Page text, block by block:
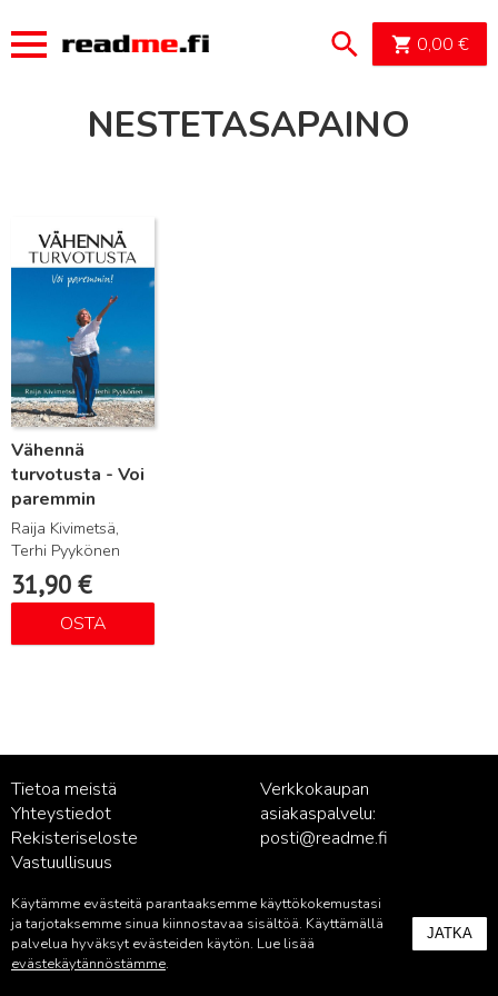
0,00 €
NESTETASAPAINO
Vähennä
turvotusta - Voi
paremmin
Raija Kivimetsä,
Terhi Pyykönen
31,90 €
OSTA
Lue lisää
Tietoa meistä
Yhteystiedot
Rekisteriseloste
Vastuullisuus
Verkkokaupan
asiakaspalvelu:
posti@readme.fi
Kustantamon asiakaspalvelu:
palvelu@readme.fi
Käytämme evästeitä parantaaksemme käyttökokemustasi
ja tarjotaksemme sinua kiinnostavaa sisältöä. Käyttämällä
palvelua hyväksyt evästeiden käytön. Lue lisää
evästekäytännöstämme.
JATKA